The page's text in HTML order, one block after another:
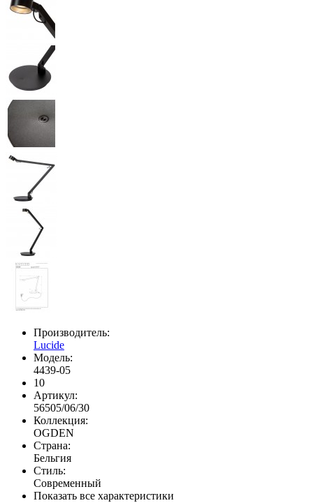
Производитель:
Lucide
Модель:
4439-05
10
Артикул:
56505/06/30
Коллекция:
OGDEN
Страна:
Бельгия
Стиль:
Современный
Показать все характеристики